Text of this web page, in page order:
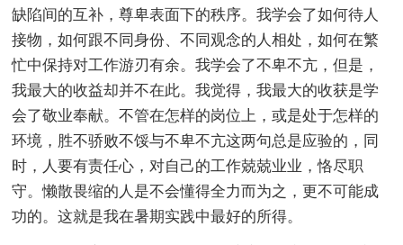
缺陷间的互补，尊卑表面下的秩序。我学会了如何待人
接物，如何跟不同身份、不同观念的人相处，如何在繁
忙中保持对工作游刃有余。我学会了不卑不亢，但是，
我最大的收益却并不在此。我觉得，我最大的收获是学
会了敬业奉献。不管在怎样的岗位上，或是处于怎样的
环境，胜不骄败不馁与不卑不亢这两句总是应验的，同
时，人要有责任心，对自己的工作兢兢业业，恪尽职
守。懒散畏缩的人是不会懂得全力而为之，更不可能成
功的。这就是我在暑期实践中最好的所得。